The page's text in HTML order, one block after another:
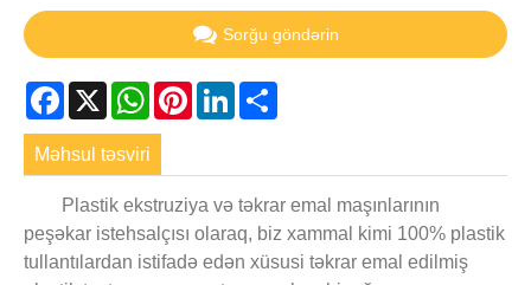
Sorğu göndərin
Facebook
X WhatsApp
PinterestLinkedIn
Məhsul təsviri
Plastik ekstruziya və təkrar emal maşınlarının
peşəkar istehsalçısı olaraq, biz xammal kimi 100% plastik
tullantılardan istifadə edən xüsusi təkrar emal edilmiş